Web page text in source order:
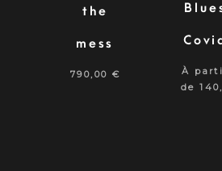
the
mess
790,00 €
À
de